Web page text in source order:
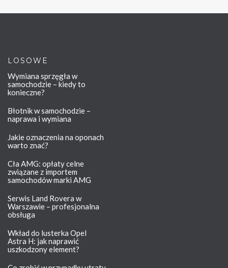
LOSOWE
Wymiana sprzęgła w
samochodzie – kiedy to
konieczne?
Błotnik w samochodzie –
naprawa i wymiana
Jakie oznaczenia na oponach
warto znać?
Cła AMG: opłaty celne
związane z importem
samochodów marki AMG
Serwis Land Rovera w
Warszawie – profesjonalna
obsługa
Wkład do lusterka Opel
Astra H: jak naprawić
uszkodzony element?